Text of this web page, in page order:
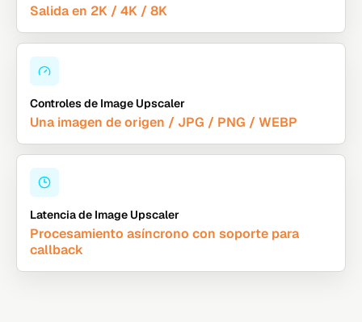
Salida en 2K / 4K / 8K
Controles de Image Upscaler
Una imagen de origen / JPG / PNG / WEBP
Latencia de Image Upscaler
Procesamiento asíncrono con soporte para
callback